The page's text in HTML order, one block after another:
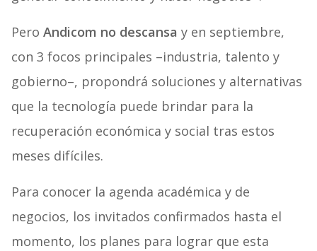
Pero Andicom no descansa y en septiembre,
con 3 focos principales –industria, talento y
gobierno–, propondrá soluciones y alternativas
que la tecnología puede brindar para la
recuperación económica y social tras estos
meses difíciles.
Para conocer la agenda académica y de
negocios, los invitados confirmados hasta el
momento, los planes para lograr que esta